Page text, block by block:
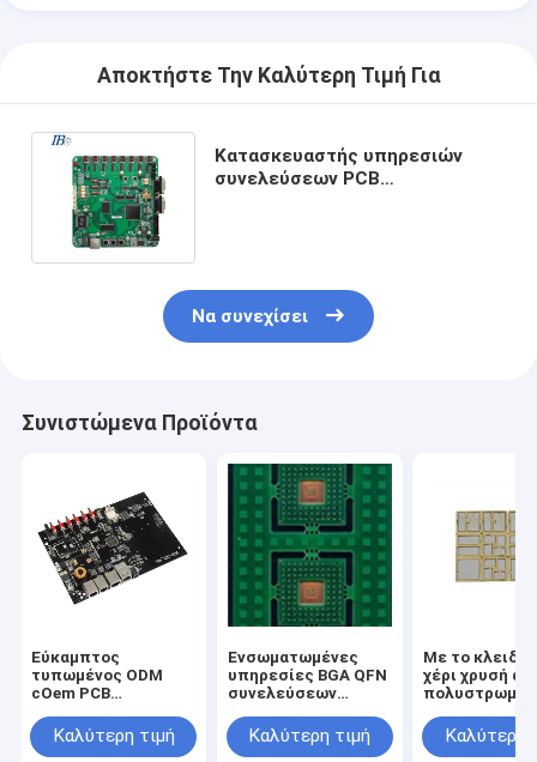
Αποκτήστε Την Καλύτερη Τιμή Για
Κατασκευαστής υπηρεσιών
συνελεύσεων PCB
Να συνεχίσει
Συνιστώμενα Προϊόντα
Εύκαμπτος
τυπωμένος ODM
cOem PCB
συνελεύσεων
πινάκων
Καλύτερη τιμή
Ενσωματωμένες
υπηρεσίες BGA QFN
συνελεύσεων
κυκλωμάτων
ομιλητών Vr
Καλύτερη τιμή
Με το κλειδί
χέρι χρυσή
για τον
επικοινωνίας
Καλύτερη